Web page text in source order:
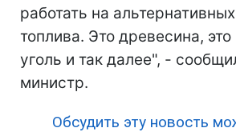
работать на
топлива. Это древесина, это
уголь и так далее", -
министр.
Обсудить эту новость